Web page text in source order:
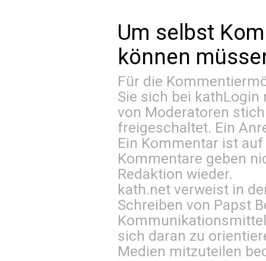
Um selbst
können
Für die
Sie sich bei kathLogin
von Moderatoren
freigeschaltet. Ein
Ein Kommentar ist
Kommentare geben
Redaktion wieder.
kath.net verweist in
Schreiben von Papst
sich daran zu
Medien mitzuteilen